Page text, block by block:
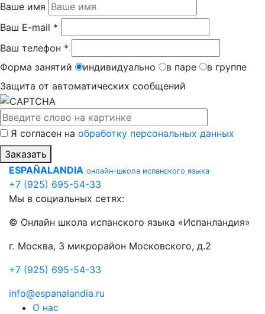
Ваше имя
Ваш E-mail *
Ваш телефон *
Форма занятий
индивидуально в паре
в группе
Защита от автоматических сообщений
Я согласен на обработку персональных данных
Заказать
ESPAÑALANDIA онлайн-школа испанского языка
+7 (925) 695-54-33
Мы в социальных сетях:
© Онлайн школа испанского языка «Испанландия»
г. Москва, 3 микрорайон Московского, д.2
+7 (925) 695-54-33
info@espanalandia.ru
О нас